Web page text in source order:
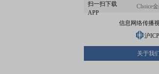
扫一扫下载
APP
Choice
信息网络传播
沪
关于我